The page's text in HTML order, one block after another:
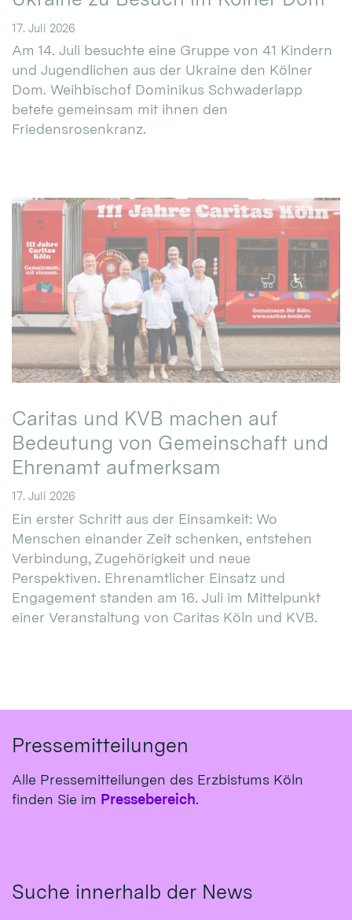
17. Juli 2026
Am 14. Juli besuchte eine Gruppe von 41 Kindern
und Jugendlichen aus der Ukraine den Kölner
Dom. Weihbischof Dominikus Schwaderlapp
betete gemeinsam mit ihnen den
Friedensrosenkranz.
Caritas und KVB machen auf
Bedeutung von Gemeinschaft und
Ehrenamt aufmerksam
17. Juli 2026
Ein erster Schritt aus der Einsamkeit: Wo
Menschen einander Zeit schenken, entstehen
Verbindung, Zugehörigkeit und neue
Perspektiven. Ehrenamtlicher Einsatz und
Engagement standen am 16. Juli im Mittelpunkt
einer Veranstaltung von Caritas Köln und KVB.
Pressemitteilungen
Alle Pressemitteilungen des Erzbistums Köln
finden Sie im Pressebereich.
Suche innerhalb der News